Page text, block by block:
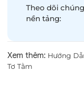
Theo dõi
nền tảng:
Xem thêm: Hướng
Tơ Tằm